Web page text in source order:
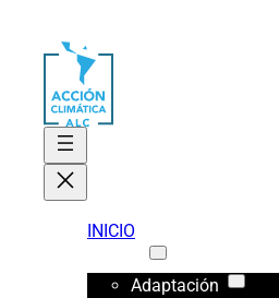
INICIO
Adaptación